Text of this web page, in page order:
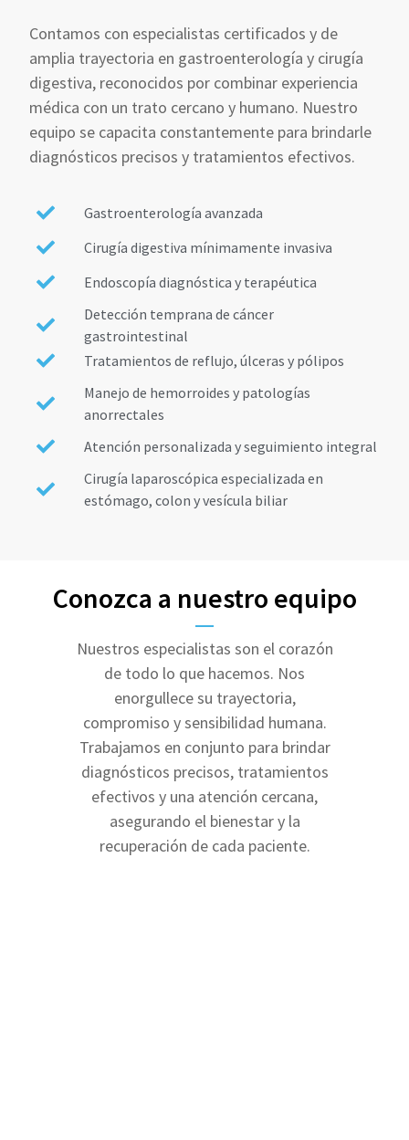
Contamos con especialistas certificados y de
amplia trayectoria en gastroenterología y cirugía
digestiva, reconocidos por combinar experiencia
médica con un trato cercano y humano. Nuestro
equipo se capacita constantemente para brindarle
diagnósticos precisos y tratamientos efectivos.
Gastroenterología avanzada
Cirugía digestiva mínimamente invasiva
Endoscopía diagnóstica y terapéutica
Detección temprana de cáncer
gastrointestinal
Tratamientos de reflujo, úlceras y pólipos
Manejo de hemorroides y patologías
anorrectales
Atención personalizada y seguimiento integral
Cirugía laparoscópica especializada en
estómago, colon y vesícula biliar
Conozca a nuestro equipo
Nuestros especialistas son el corazón
de todo lo que hacemos. Nos
enorgullece su trayectoria,
compromiso y sensibilidad humana.
Trabajamos en conjunto para brindar
diagnósticos precisos, tratamientos
efectivos y una atención cercana,
asegurando el bienestar y la
recuperación de cada paciente.